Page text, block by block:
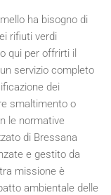
ha bisogno di
rifiuti verdi
qui per offrirti il
servizio completo
dei
smaltimento o
le normative
di Bressana
e gestito da
missione è
ambientale delle